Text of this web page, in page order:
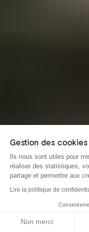
LE 5 NOVEMBRE 2018
Gestion des cookies
Ils nous sont utiles pour
réaliser des statistiques,
partage et permettre aux
Lire la politique de
Non merci